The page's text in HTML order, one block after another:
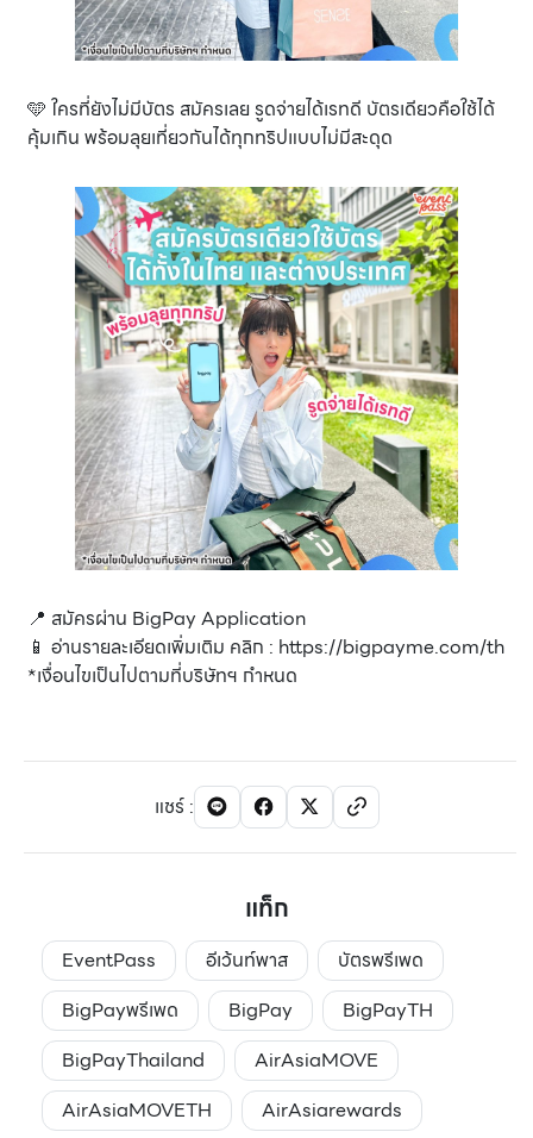
🩵 ใครที่ยังไม่มีบัตร สมัครเลย รูดจ่ายได้เรทดี บัตรเดียวคือใช้ได้
คุ้มเกิน พร้อมลุยเที่ยวกันได้ทุกทริปแบบไม่มีสะดุด
📍 สมัครผ่าน BigPay Application
📱 อ่านรายละเอียดเพิ่มเติม คลิก : https://bigpayme.com/th
*เงื่อนไขเป็นไปตามที่บริษัทฯ กำหนด
แชร์:
แท็ก
EventPass อีเว้นท์พาส
บัตรพรีเพด
BigPayพรีเพด
BigPay
BigPayTH
BigPayThailand
AirAsiaMOVE
AirAsiaMOVETH
AirAsiarewards